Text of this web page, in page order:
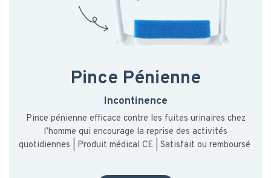
Pince Pénienne
Incontinence
Pince pénienne efficace contre les fuites urinaires chez
l’homme qui encourage la reprise des activités
quotidiennes | Produit médical CE | Satisfait ou remboursé